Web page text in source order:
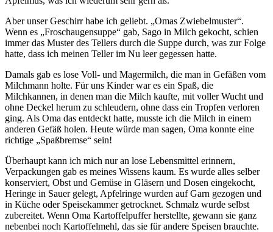
Aber unser Geschirr habe ich geliebt.
Omas Zwiebelmuster .
Wenn es
Froschaugensuppe
gab, Sago in Milch gekocht, schien
immer das Muster des Tellers durch die Suppe durch, was zur Folge
hatte, dass ich meinen Teller im Nu leer gegessen hatte.
Damals gab es lose Voll- und Magermilch, die man in Gefäßen vom
Milchmann holte. Für uns Kinder war es ein Spaß, die
Milchkannen, in denen man die Milch kaufte, mit voller Wucht und
ohne Deckel herum zu schleudern, ohne dass ein Tropfen verloren
ging. Als Oma das entdeckt hatte, musste ich die Milch in einem
anderen Gefäß holen. Heute würde man sagen, Oma konnte eine
richtige
Spaßbremse
sein!
Überhaupt kann ich mich nur an lose Lebensmittel erinnern,
Verpackungen gab es meines Wissens kaum. Es wurde alles selber
konserviert, Obst und Gemüse in Gläsern und Dosen eingekocht,
Heringe in Sauer gelegt, Apfelringe wurden auf Garn gezogen und
in Küche oder Speisekammer getrocknet. Schmalz wurde selbst
zubereitet. Wenn Oma Kartoffelpuffer herstellte, gewann sie ganz
nebenbei noch Kartoffelmehl, das sie für andere Speisen brauchte.